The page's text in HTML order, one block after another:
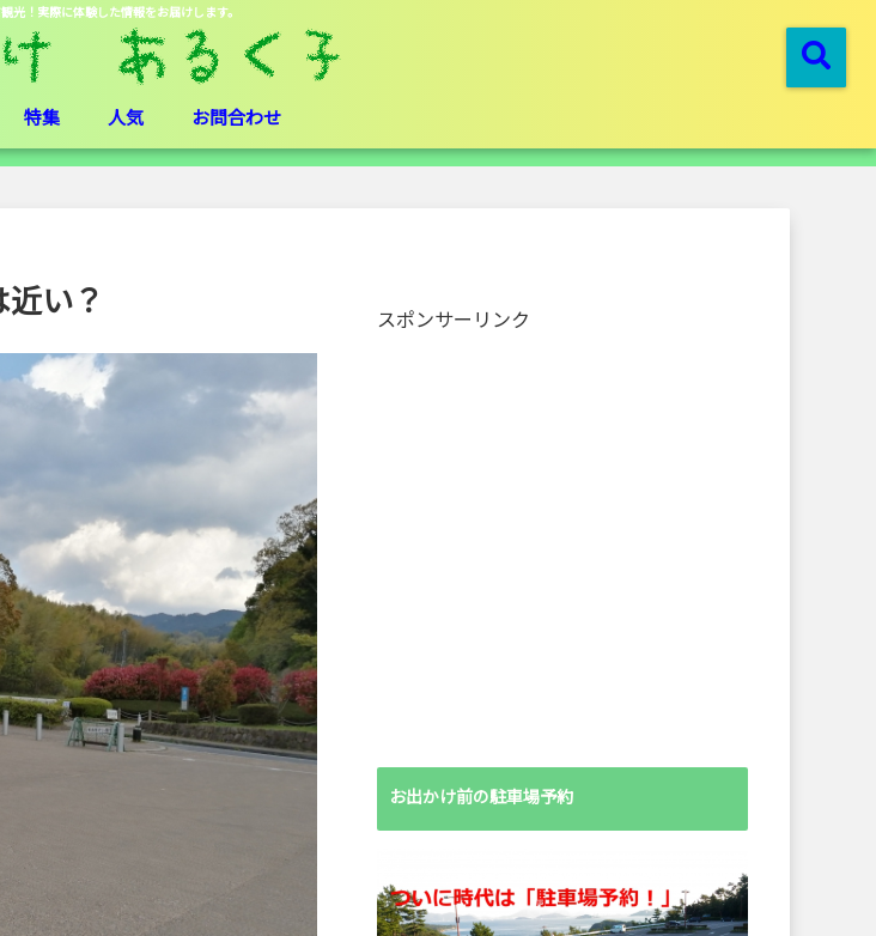
光！実際に体験した情報をお届けします。
特集 人気 お問合わせ
い？
スポンサーリンク
お出かけ前の駐車場予約